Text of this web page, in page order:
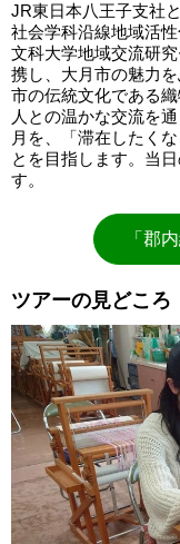
JR東日本八王子支社
社会学科沿線地域活
文科大学地域交流研
携し、大月市の魅力
市の伝統文化である
人との温かな交流を
月を、「滞在したく
とを目指します。当
す。
「郡
ツアーの見どころ